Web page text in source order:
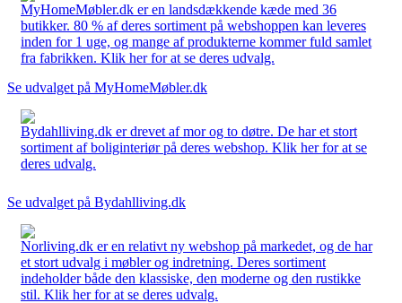
MyHomeMøbler.dk er en landsdækkende kæde med 36
butikker. 80 % af deres sortiment på webshoppen kan leveres
inden for 1 uge, og mange af produkterne kommer fuld samlet
fra fabrikken. Klik her for at se deres udvalg.
Se udvalget på MyHomeMøbler.dk
Bydahlliving.dk er drevet af mor og to døtre. De har et stort
sortiment af boliginteriør på deres webshop. Klik her for at se
deres udvalg.
Se udvalget på Bydahlliving.dk
Norliving.dk er en relativt ny webshop på markedet, og de har
et stort udvalg i møbler og indretning. Deres sortiment
indeholder både den klassiske, den moderne og den rustikke
stil. Klik her for at se deres udvalg.